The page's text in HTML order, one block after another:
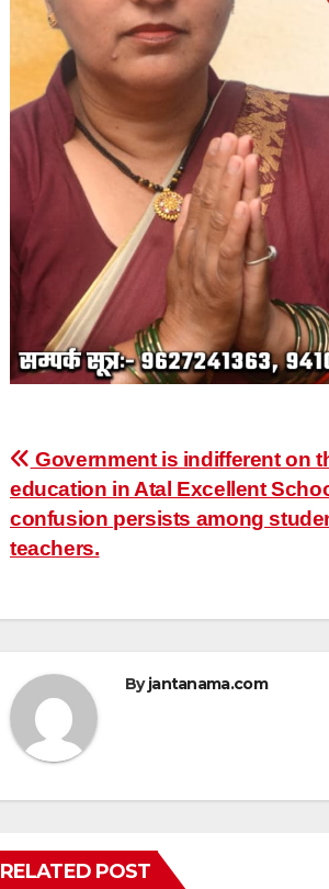
Post
navigation
Government is indifferent on
education in Atal Excellent
confusion persists among
teachers.
Byjantanama.com
RELATED POST